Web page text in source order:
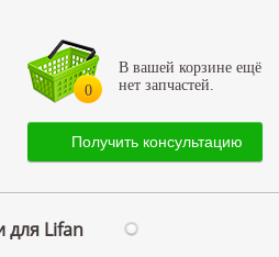
0
В вашей корзине ещё
нет запчастей.
Получить консультацию
для Lifan